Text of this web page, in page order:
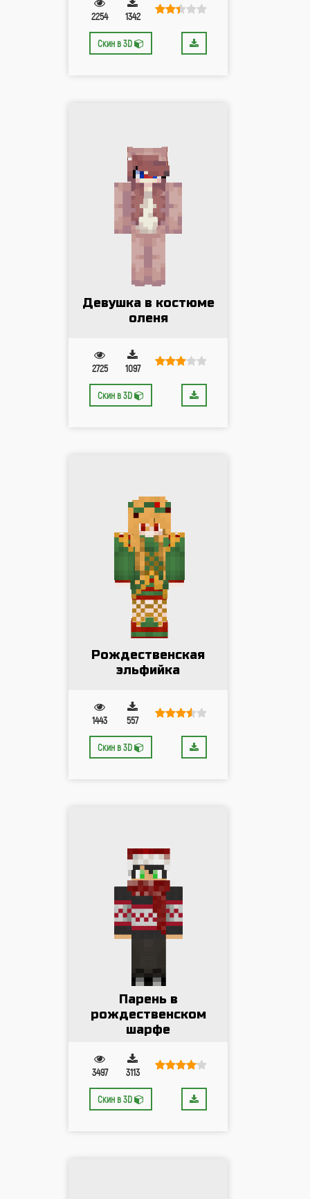
2254 1342
Скин в 3D
Девушка в костюме
оленя
2725 1097
Скин в 3D
Рождественская
эльфийка
1443 557
Скин в 3D
Парень в
рождественском
шарфе
3497 3113
Скин в 3D